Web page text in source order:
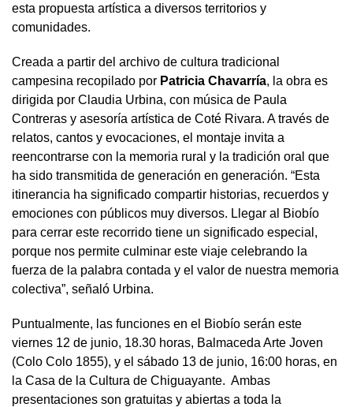
esta propuesta artística a diversos territorios y
comunidades.
Creada a partir del archivo de cultura tradicional
campesina recopilado por Patricia Chavarría, la obra es
dirigida por Claudia Urbina, con música de Paula
Contreras y asesoría artística de Coté Rivara. A través de
relatos, cantos y evocaciones, el montaje invita a
reencontrarse con la memoria rural y la tradición oral que
ha sido transmitida de generación en generación. “Esta
itinerancia ha significado compartir historias, recuerdos y
emociones con públicos muy diversos. Llegar al Biobío
para cerrar este recorrido tiene un significado especial,
porque nos permite culminar este viaje celebrando la
fuerza de la palabra contada y el valor de nuestra memoria
colectiva”, señaló Urbina.
Puntualmente, las funciones en el Biobío serán este
viernes 12 de junio, 18.30 horas, Balmaceda Arte Joven
(Colo Colo 1855), y el sábado 13 de junio, 16:00 horas, en
la Casa de la Cultura de Chiguayante. Ambas
presentaciones son gratuitas y abiertas a toda la